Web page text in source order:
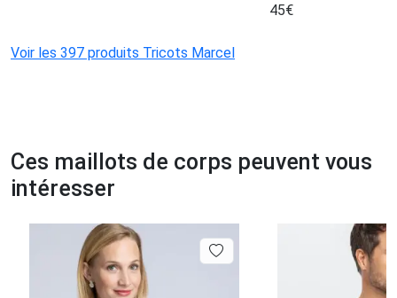
45€
Voir les 397 produits Tricots Marcel
Ces maillots de corps peuvent vous
intéresser